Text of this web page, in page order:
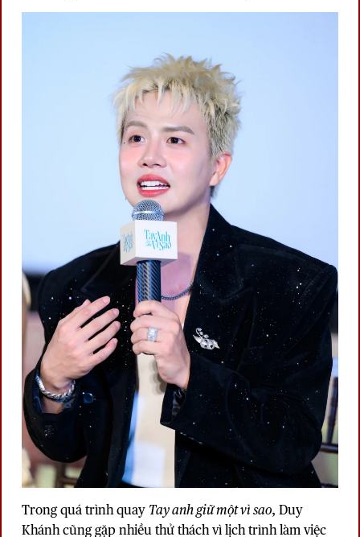
Trong quá trình quay Tay anh giữ một vì sao, Duy
Khánh cũng gặp nhiều thử thách vì lịch trình làm việc